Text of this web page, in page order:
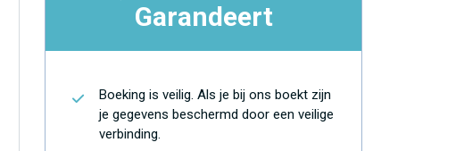
Garandeert
Boeking is veilig. Als je bij ons boekt zijn
je gegevens beschermd door een veilige
verbinding.